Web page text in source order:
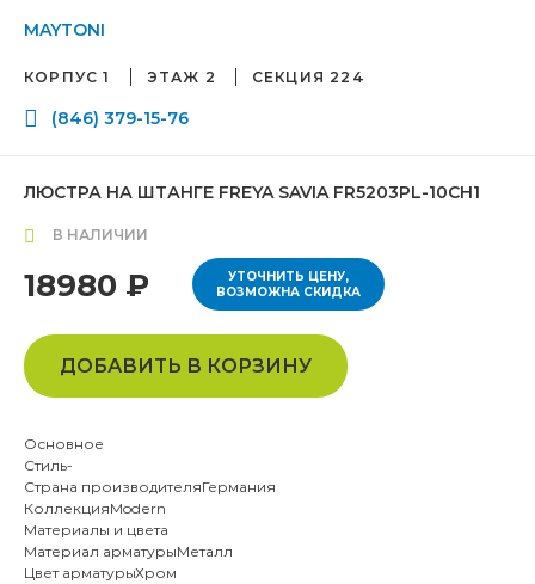
MAYTONI
КОРПУС 1 ЭТАЖ 2 СЕКЦИЯ 224
(846) 379-15-76
ЛЮСТРА НА ШТАНГЕ FREYA SAVIA FR5203PL-10CH1
В НАЛИЧИИ
18980 ₽
УТОЧНИТЬ ЦЕНУ,
ВОЗМОЖНА СКИДКА
ДОБАВИТЬ В КОРЗИНУ
Основное
Стиль-
Страна производителяГермания
КоллекцияModern
Материалы и цвета
Материал арматурыМеталл
Цвет арматурыХром